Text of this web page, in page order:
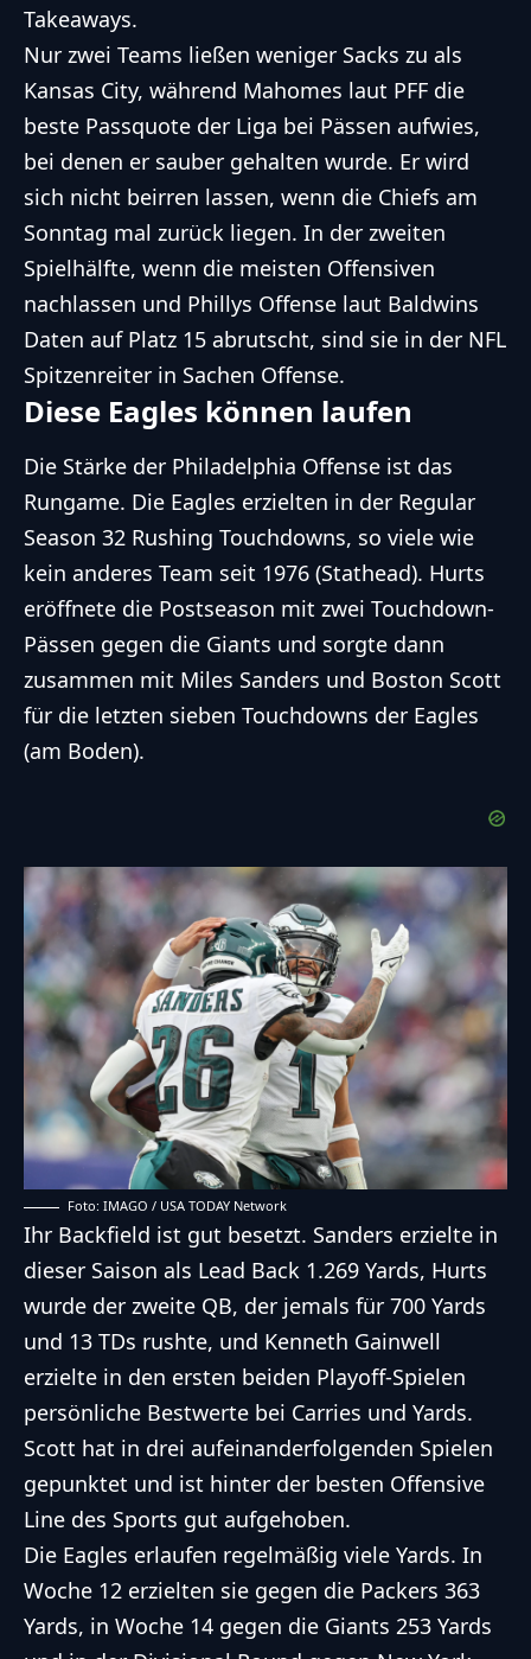
Takeaways.
Nur zwei Teams ließen weniger Sacks zu als
Kansas City, während Mahomes laut PFF die
beste Passquote der Liga bei Pässen aufwies,
bei denen er sauber gehalten wurde. Er wird
sich nicht beirren lassen, wenn die Chiefs am
Sonntag mal zurück liegen. In der zweiten
Spielhälfte, wenn die meisten Offensiven
nachlassen und Phillys Offense laut Baldwins
Daten auf Platz 15 abrutscht, sind sie in der NFL
Spitzenreiter in Sachen Offense.
Diese Eagles können laufen
Die Stärke der Philadelphia Offense ist das
Rungame. Die Eagles erzielten in der Regular
Season 32 Rushing Touchdowns, so viele wie
kein anderes Team seit 1976 (Stathead). Hurts
eröffnete die Postseason mit zwei Touchdown-
Pässen gegen die Giants und sorgte dann
zusammen mit Miles Sanders und Boston Scott
für die letzten sieben Touchdowns der Eagles
(am Boden).
Foto: IMAGO / USA TODAY Network
Ihr Backfield ist gut besetzt. Sanders erzielte in
dieser Saison als Lead Back 1.269 Yards, Hurts
wurde der zweite QB, der jemals für 700 Yards
und 13 TDs rushte, und Kenneth Gainwell
erzielte in den ersten beiden Playoff-Spielen
persönliche Bestwerte bei Carries und Yards.
Scott hat in drei aufeinanderfolgenden Spielen
gepunktet und ist hinter der besten Offensive
Line des Sports gut aufgehoben.
Die Eagles erlaufen regelmäßig viele Yards. In
Woche 12 erzielten sie gegen die Packers 363
Yards, in Woche 14 gegen die Giants 253 Yards